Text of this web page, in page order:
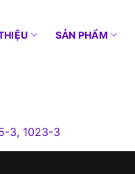
SẢN PHẨM
3, 1023-3